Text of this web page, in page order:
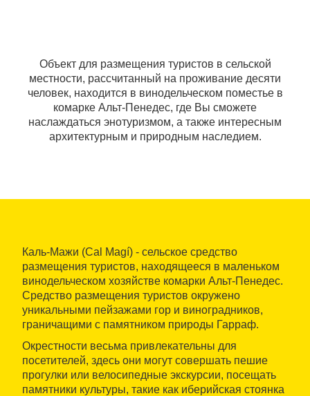
Объект для размещения туристов в сельской
местности, рассчитанный на проживание десяти
человек, находится в винодельческом поместье в
комарке Альт-Пенедес, где Вы сможете
наслаждаться энотуризмом, а также интересным
архитектурным и природным наследием.
Каль-Мажи (Cal Magí) - сельское средство
размещения туристов, находящееся в маленьком
винодельческом хозяйстве комарки Альт-Пенедес.
Средство размещения туристов окружено
уникальными пейзажами гор и виноградников,
граничащими с памятником природы Гарраф.
Окрестности весьма привлекательны для
посетителей, здесь они могут совершать пешие
прогулки или велосипедные экскурсии, посещать
памятники культуры, такие как иберийская стоянка